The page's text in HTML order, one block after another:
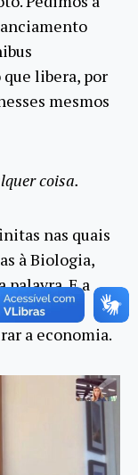
libera, por
mesmos
coisa.
nas quais
à Biologia,
palavra. E a
da vida…
a economia.